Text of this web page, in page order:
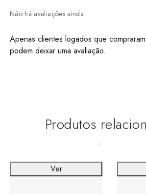
Não há avaliações ainda.
Apenas clientes logados que
podem deixar uma avaliação.
Produtos
Ver